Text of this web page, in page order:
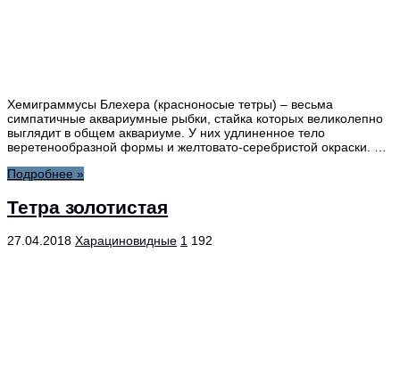
Хемиграммусы Блехера (красноносые тетры) – весьма
симпатичные аквариумные рыбки, стайка которых великолепно
выглядит в общем аквариуме. У них удлиненное тело
веретенообразной формы и желтовато-серебристой окраски. …
Подробнее »
Тетра золотистая
27.04.2018 Харациновидные 1 192